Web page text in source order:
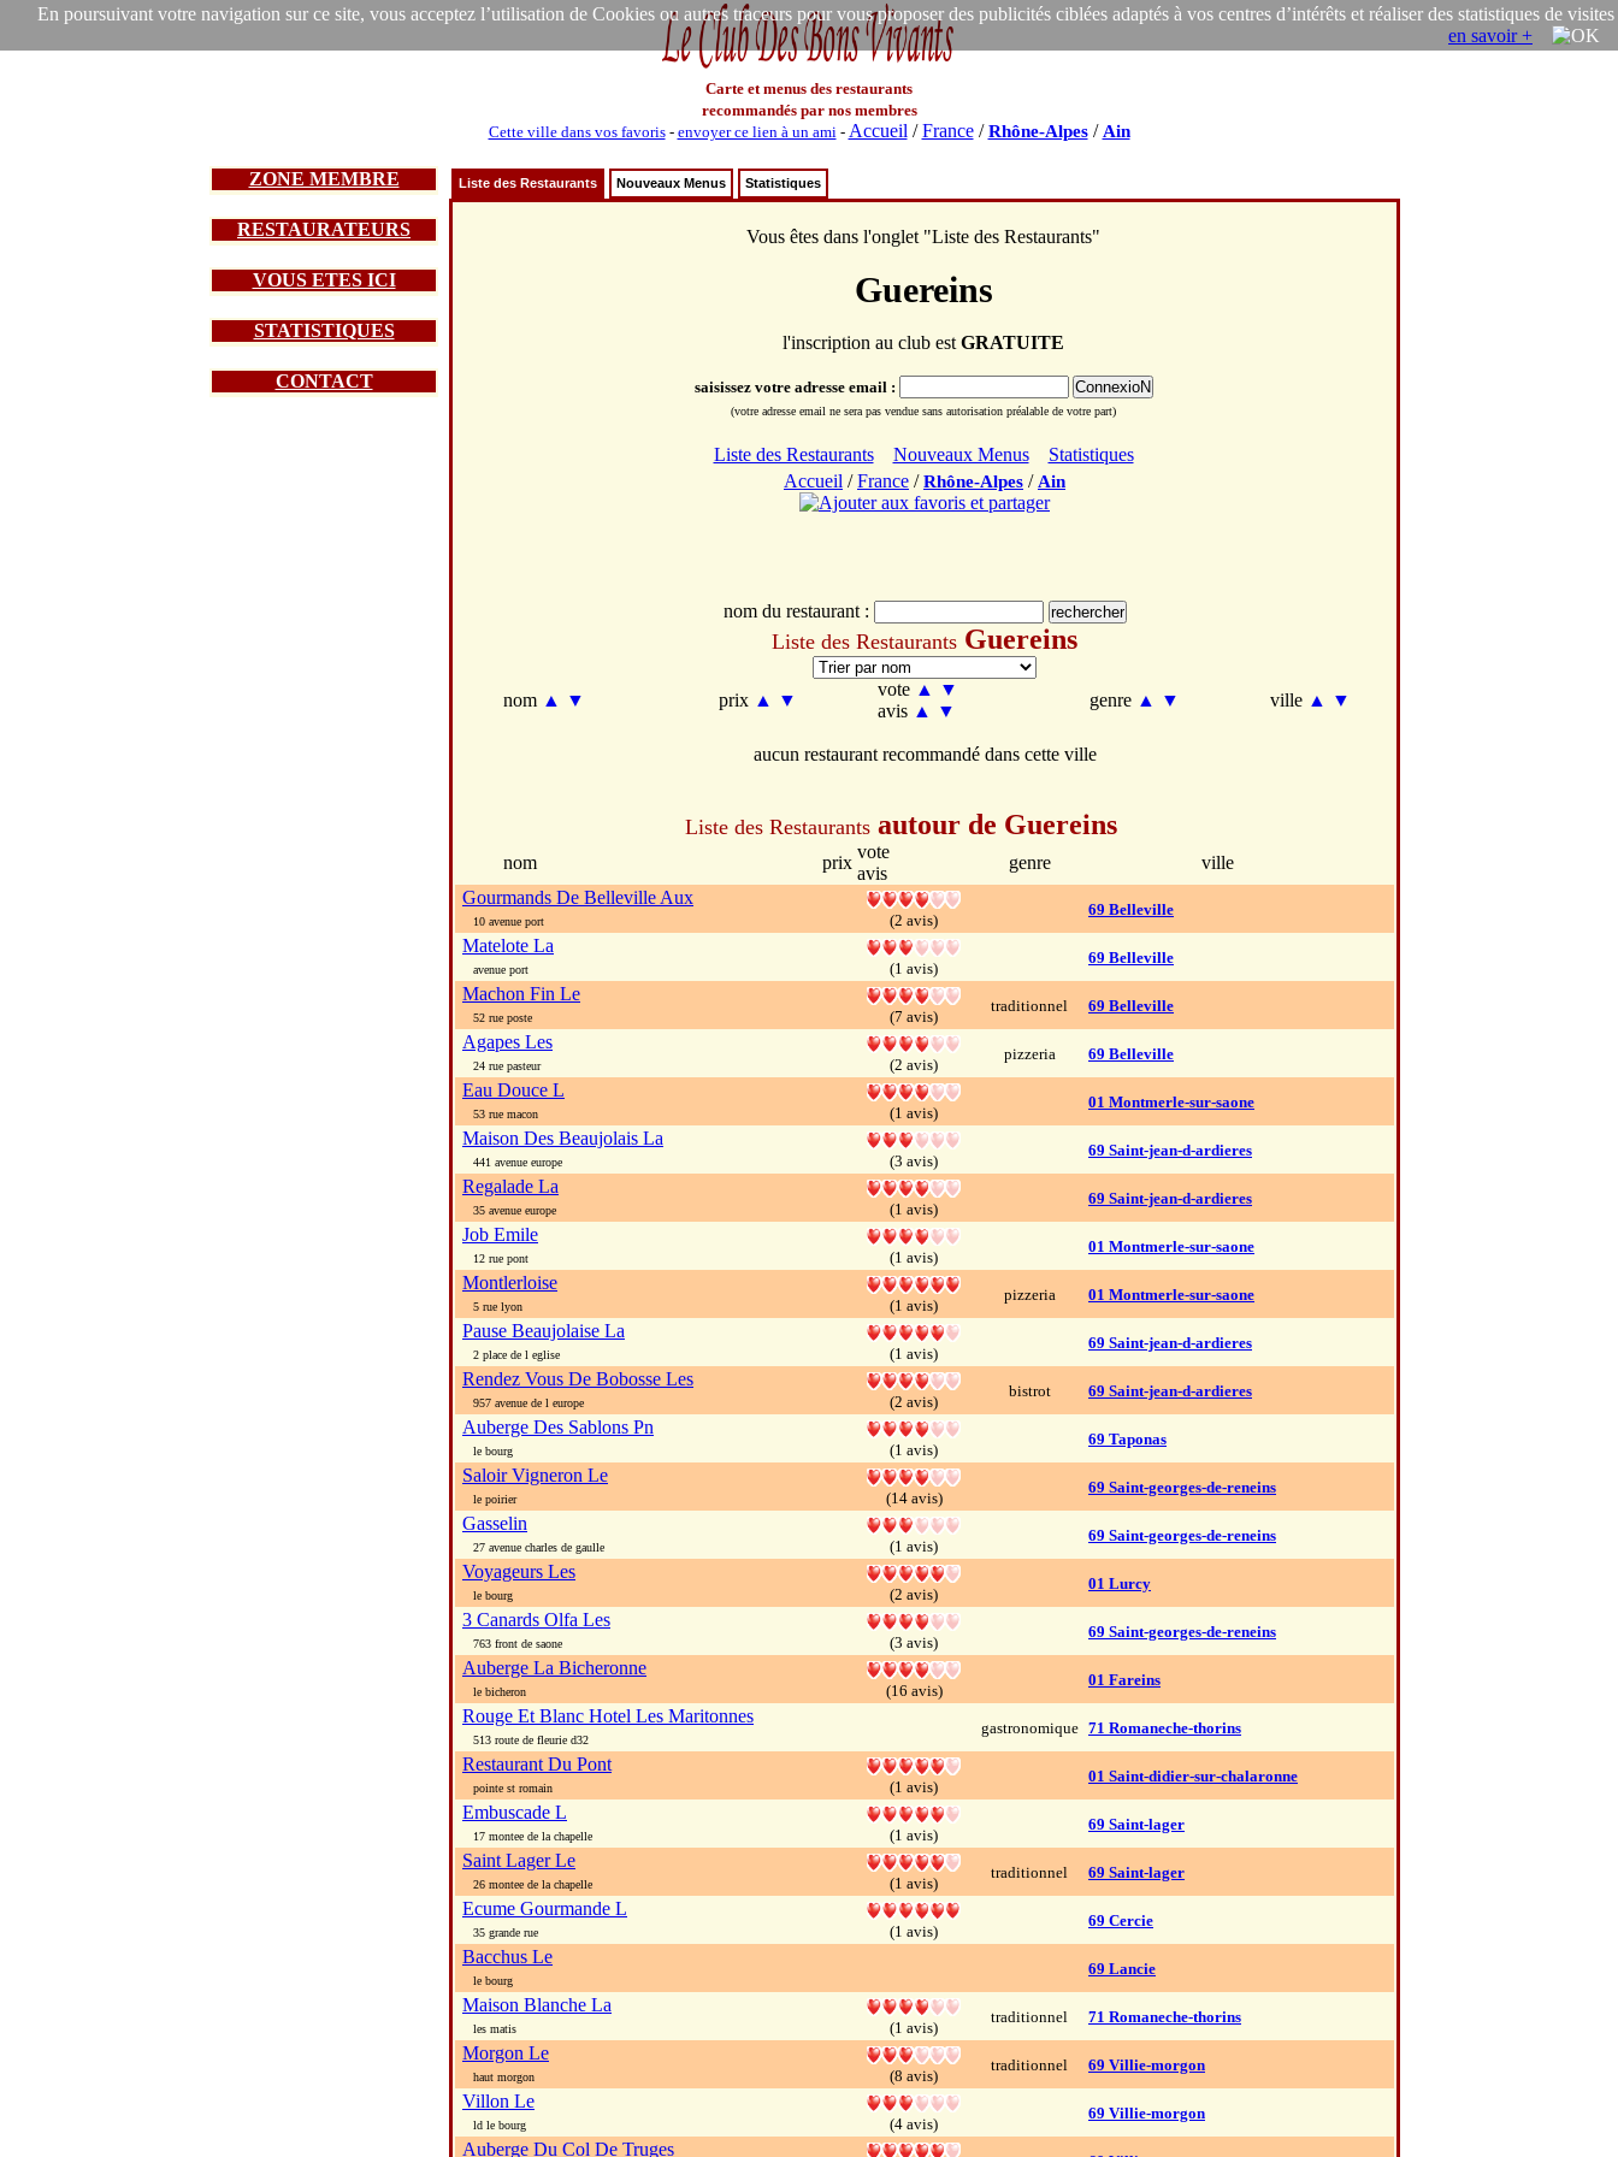
En poursuivant votre navigation sur ce site, vous acceptez l’utilisation de Cookies ou autres traceurs pour vous proposer des publicités ciblées adaptés à vos centres d’intérêts et réaliser des statistiques de visites
en savoir +
Carte et menus des restaurants
recommandés par nos membres
Cette ville dans vos favoris- envoyer ce lien à un ami- Accueil /France/Rhône-Alpes/ Ain
ZONE MEMBRE
RESTAURATEURS
VOUS ETES ICI
STATISTIQUES
CONTACT
Liste des Restaurants Nouveaux Menus Statistiques
Vous êtes dans l'onglet "Liste des Restaurants"
Guereins
l'inscription au club est GRATUITE
saisissez votre adresse email :
(votre adresse email ne sera pas vendue sans autorisation préalable de votre part)
Liste des Restaurants Nouveaux Menus
Statistiques
Accueil /France /Rhône-Alpes / Ain
nom du restaurant :
Liste des Restaurants Guereins
nom ▲ ▼ prix ▲ ▼
vote ▲
▼
avis ▲ ▼
genre ▲ ▼ ville ▲ ▼
aucun restaurant recommandé dans cette ville
Liste des Restaurants autour de Guereins
nom prix
vote
avis
genre
ville
Gourmands De Belleville Aux
10 avenue port (2 avis)
69 Belleville
Matelote La
avenue port (1 avis)
69 Belleville
Machon Fin Le
52 rue poste (7 avis)
traditionnel 69 Belleville
Agapes Les
24 rue pasteur (2 avis)
pizzeria 69 Belleville
Eau Douce L
53 rue macon (1 avis)
01 Montmerle-sur-saone
Maison Des Beaujolais La
441 avenue europe (3 avis)
69 Saint-jean-d-ardieres
Regalade La
35 avenue europe (1 avis)
69 Saint-jean-d-ardieres
Job Emile
12 rue pont (1 avis)
01 Montmerle-sur-saone
Montlerloise
5 rue lyon (1 avis)
pizzeria 01 Montmerle-sur-saone
Pause Beaujolaise La
2 place de l eglise (1 avis)
69 Saint-jean-d-ardieres
Rendez Vous De Bobosse Les
957 avenue de l europe (2 avis)
bistrot 69 Saint-jean-d-ardieres
Auberge Des Sablons Pn
le bourg (1 avis)
69 Taponas
Saloir Vigneron Le
le poirier (14 avis)
69 Saint-georges-de-reneins
Gasselin
27 avenue charles de gaulle (1 avis)
69 Saint-georges-de-reneins
Voyageurs Les
le bourg (2 avis)
01 Lurcy
3 Canards Olfa Les
763 front de saone (3 avis)
69 Saint-georges-de-reneins
Auberge La Bicheronne
le bicheron (16 avis)
01 Fareins
Rouge Et Blanc Hotel Les Maritonnes
513 route de fleurie d32
gastronomique 71 Romaneche-thorins
Restaurant Du Pont
pointe st romain (1 avis)
01 Saint-didier-sur-chalaronne
Embuscade L
17 montee de la chapelle (1 avis)
69 Saint-lager
Saint Lager Le
26 montee de la chapelle (1 avis)
traditionnel 69 Saint-lager
Ecume Gourmande L
35 grande rue (1 avis)
69 Cercie
Bacchus Le
le bourg
69 Lancie
Maison Blanche La
les matis (1 avis)
traditionnel 71 Romaneche-thorins
Morgon Le
haut morgon (8 avis)
traditionnel 69 Villie-morgon
Villon Le
ld le bourg (4 avis)
69 Villie-morgon
Auberge Du Col De Truges